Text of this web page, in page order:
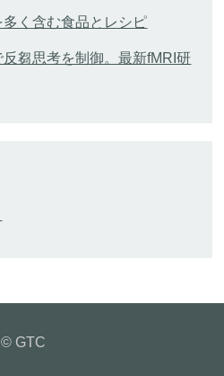
多く含む食品とレシピ
反芻思考を制御。最新fMRI研
© GTC